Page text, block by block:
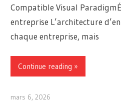
Compatible Visual
entreprise L’architecture
chaque entreprise, mais
Continue reading
mars 6, 2026